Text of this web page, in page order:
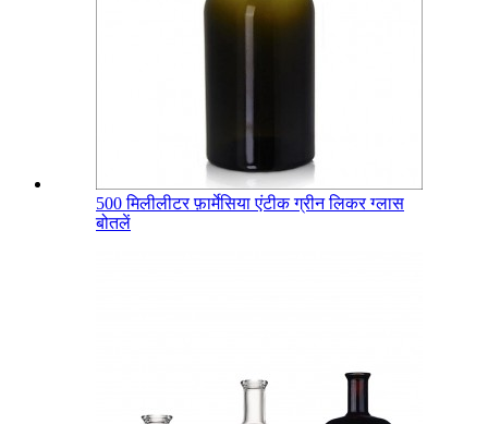
500 मिलीलीटर फ़ार्मेसिया एंटीक ग्रीन लिकर ग्लास
बोतलें